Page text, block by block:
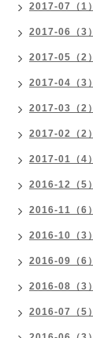
2017-07（1）
2017-06（3）
2017-05（2）
2017-04（3）
2017-03（2）
2017-02（2）
2017-01（4）
2016-12（5）
2016-11（6）
2016-10（3）
2016-09（6）
2016-08（3）
2016-07（5）